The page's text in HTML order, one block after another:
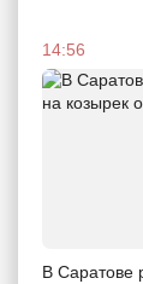
14:56
В Саратове